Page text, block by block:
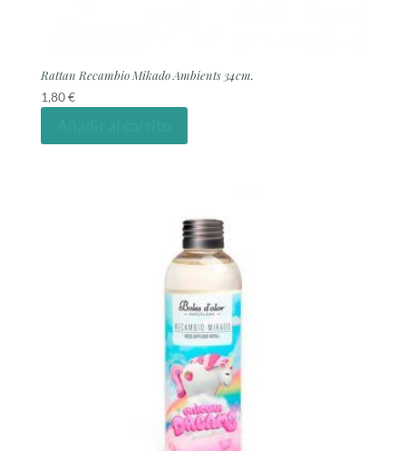
Rattan Recambio Mikado Ambients 34cm.
1,80€